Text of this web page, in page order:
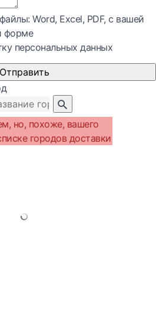
Word, Exсel, PDF, с вашей
форме
персональных данных
Отправить
но, похоже, вашего
городов доставки